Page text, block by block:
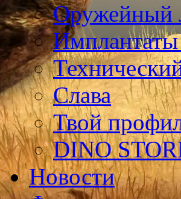
Оружейный
Имплантаты
Слава
Твой
DINO
Новости